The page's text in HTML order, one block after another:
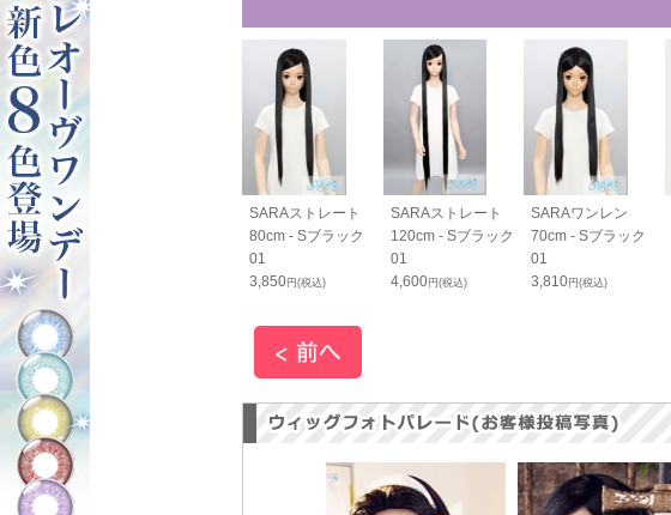
すっきりバン
- Sブラッ
円(税込)
SARAストレート
80cm - Sブラック
01
3,850円(税込)
SARAストレート
120cm - Sブラック
01
4,600円(税込)
SARAワンレン
70cm - Sブラック
01
3,810円(税込)